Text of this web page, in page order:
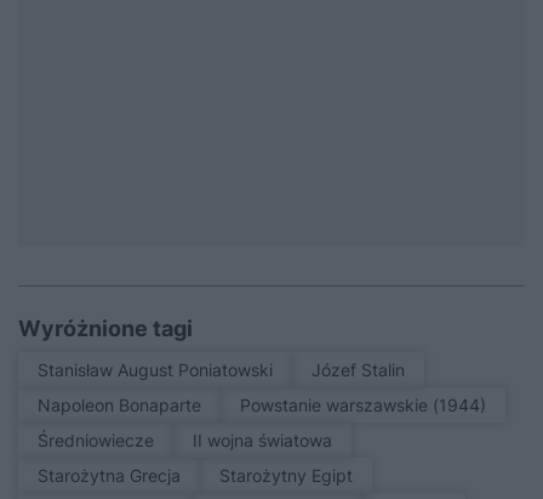
Wyróżnione tagi
Stanisław August Poniatowski
Józef Stalin
Napoleon Bonaparte
Powstanie warszawskie (1944)
średniowiecze
II wojna światowa
Starożytna Grecja
Starożytny Egipt